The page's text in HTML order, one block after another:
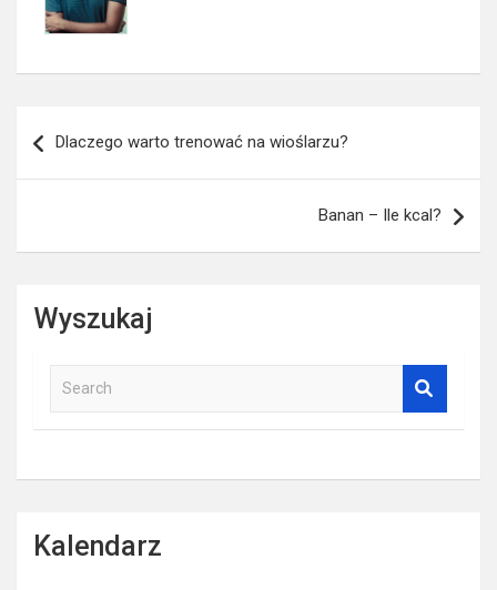
wpisu
Dlaczego warto trenować na wioślarzu?
Banan – Ile kcal?
Wyszukaj
a
Kalendarz